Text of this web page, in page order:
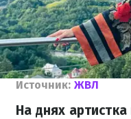
Источник: ЖВЛ
На днях